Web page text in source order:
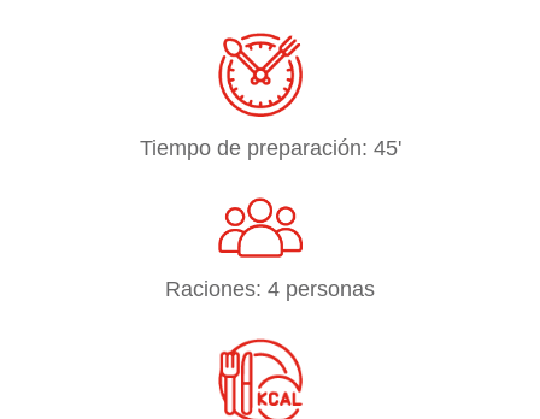
Tiempo de preparación: 45'
Raciones: 4 personas